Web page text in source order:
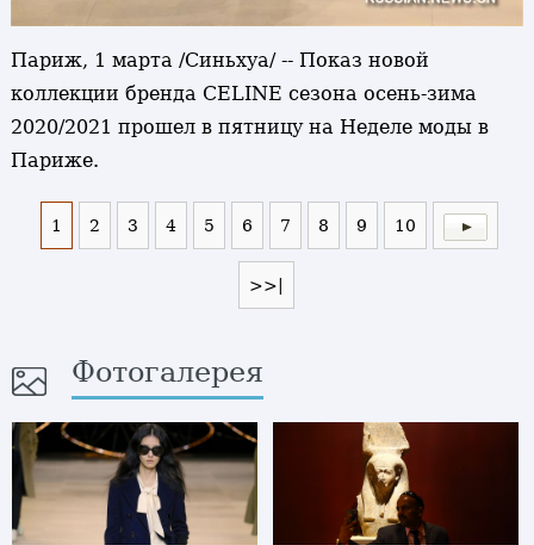
Париж, 1 марта /Синьхуа/ -- Показ новой
коллекции бренда CELINE сезона осень-зима
2020/2021 прошел в пятницу на Неделе моды в
Париже.
1 2 3 4 5 6 7 8 9 10
>>|
Фотогалерея